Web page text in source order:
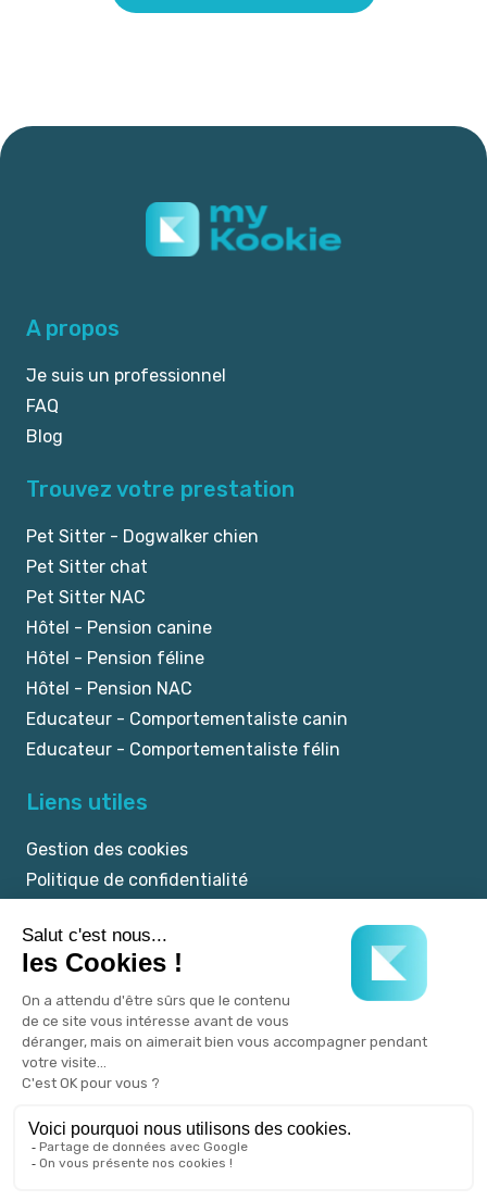
A propos
Je suis un professionnel
FAQ
Blog
Trouvez votre prestation
Pet Sitter - Dogwalker chien
Pet Sitter chat
Pet Sitter NAC
Hôtel - Pension canine
Hôtel - Pension féline
Hôtel - Pension NAC
Educateur - Comportementaliste canin
Educateur - Comportementaliste félin
Liens utiles
Gestion des cookies
Politique de confidentialité
CGU
Un service Kookie.pet.